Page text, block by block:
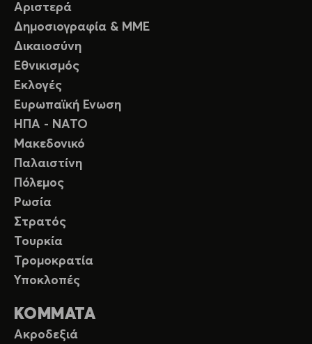
Αριστερά
Δημοσιογραφία & ΜΜΕ
Δικαιοσύνη
Εθνικισμός
Εκλογές
Ευρωπαϊκή Ενωση
ΗΠΑ - ΝΑΤΟ
Μακεδονικό
Παλαιστίνη
Πόλεμος
Ρωσία
Στρατός
Τουρκία
Τρομοκρατία
Υποκλοπές
ΚΟΜΜΑΤΑ
Ακροδεξιά